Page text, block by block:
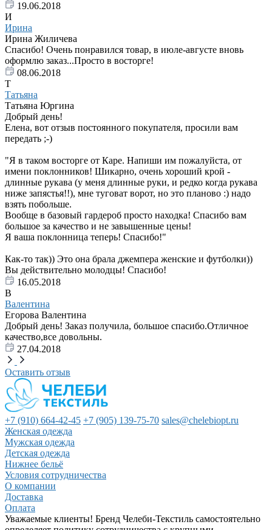
19.06.2018
И
Ирина
Ирина Жиличева
Спасибо! Очень понравился товар, в июле-августе вновь
оформлю заказ...Просто в восторге!
08.06.2018
Т
Татьяна
Татьяна Юргина
Добрый день!
Елена, вот отзыв постоянного покупателя, просили вам
передать ;-)
"Я в таком восторге от Каре. Напиши им пожалуйста, от
имени поклонников! Шикарно, очень хороший крой -
длинные рукава (у меня длинные руки, и редко когда рукава
ниже запястья!!), мне туговат ворот, но это планово :) надо
взять побольше.
Вообще в базовый гардероб просто находка! Спасибо вам
большое за качество и не завышенные цены!
Я ваша поклонница теперь! Спасибо!"
Как-то так)) Это она брала джемпера женские и футболки))
Вы действительно молодцы! Спасибо!
16.05.2018
В
Валентина
Егорова Валентина
Добрый день! Заказ получила, большое спасибо.Отличное
качество,все довольны.
27.04.2018
Оставить отзыв
+7 (910) 664-42-45 +7 (905) 139-75-70 sales@chelebiopt.ru
Женская одежда
Мужская одежда
Детская одежда
Нижнее бельё
Условия сотрудничества
О компании
Доставка
Оплата
Уважаемые клиенты! Бренд Челеби-Текстиль самостоятельно